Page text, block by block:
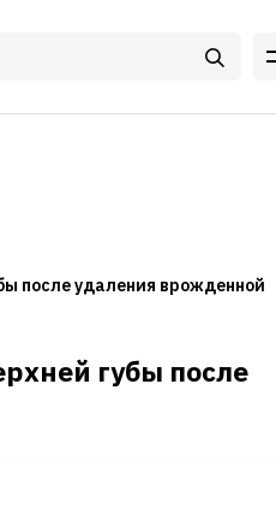
после удаления врожденной
губы после